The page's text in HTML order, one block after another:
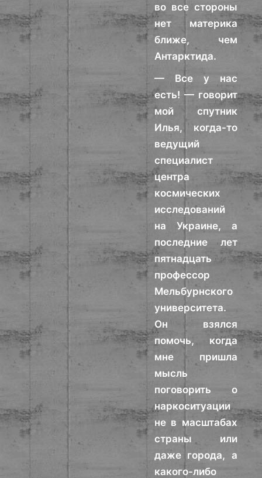
во все стороны
нет материка
ближе, чем
Антарктида.
— Все у нас
есть! — говорит
мой спутник
Илья, когда-то
ведущий
специалист
центра
космических
исследований
на Украине, а
последние лет
пятнадцать
профессор
Мельбурнского
университета.
Он взялся
помочь, когда
мне пришла
мысль
поговорить о
наркоситуации
не в масштабах
страны или
даже города, а
какого-либо